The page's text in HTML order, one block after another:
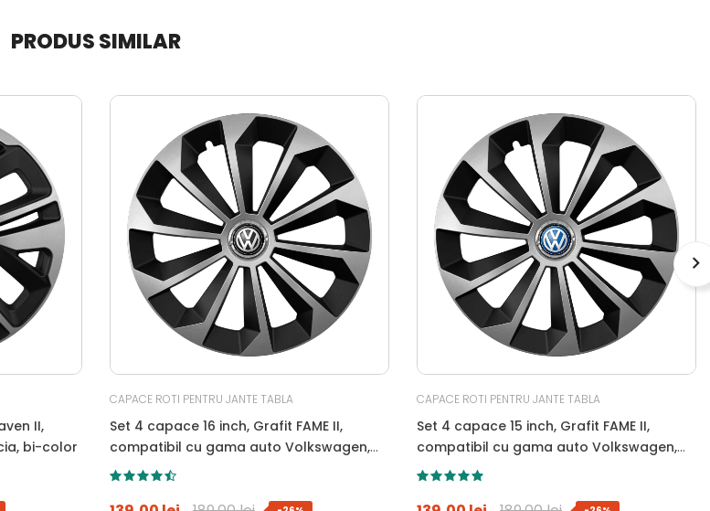
PRODUS SIMILAR
II,
bi-color
CAPACE ROTI PENTRU JANTE TABLA
Set 4 capace 16 inch, Grafit FAME II,
compatibil cu gama auto Volkswagen,
bi-color
CAPACE ROTI PENTRU JANTE TABLA
Set 4 capace 15 inch, Grafit FAME II,
compatibil cu gama auto Volkswagen,
bi-color, Sigla Albastra